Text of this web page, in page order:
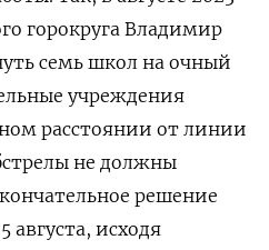
горокруга Владимир
семь школ на очный
учреждения
расстоянии от линии
не должны
решение
августа, исходя